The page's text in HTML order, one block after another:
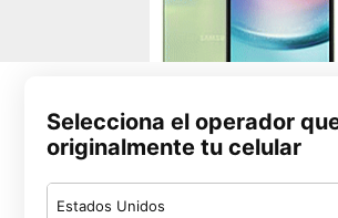
Selecciona el operador
originalmente tu celular
Estados Unidos